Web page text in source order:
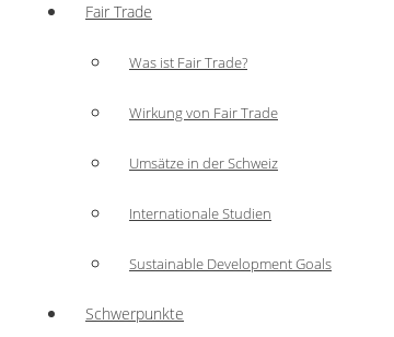
Fair Trade
Was ist Fair Trade?
Wirkung von Fair Trade
Umsätze in der Schweiz
Internationale Studien
Sustainable Development Goals
Schwerpunkte